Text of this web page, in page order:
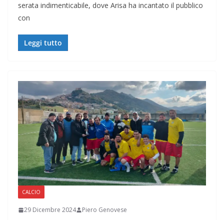
serata indimenticabile, dove Arisa ha incantato il pubblico
con
Leggi tutto
CALCIO
29 Dicembre 2024 Piero Genovese